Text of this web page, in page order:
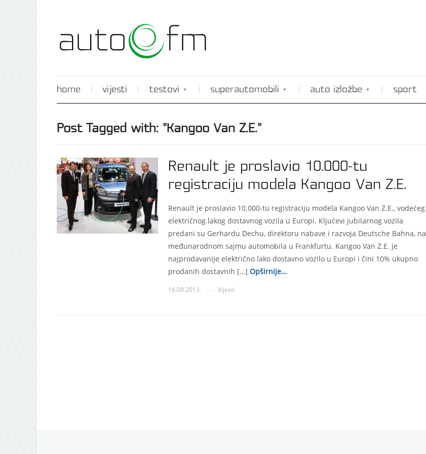
home vijesti testovi superautomobili auto izložbe sport
Post Tagged with: "Kangoo Van Z.E."
Renault je proslavio 10.000-tu
registraciju modela Kangoo Van Z.E.
Renault je proslavio 10.000-tu registraciju modela Kangoo Van Z.E., vodećeg
električnog lakog dostavnog vozila u Europi. Kljućevi jubilarnog vozila
predani su Gerhardu Dechu, direktoru nabave i razvoja Deutsche Bahna, na
međunarodnom sajmu automobila u Frankfurtu. Kangoo Van Z.E. je
najprodavanije električno lako dostavno vozilo u Europi i čini 10% ukupno
prodanih dostavnih […] Opširnije…
16.09.2013. Vijesti